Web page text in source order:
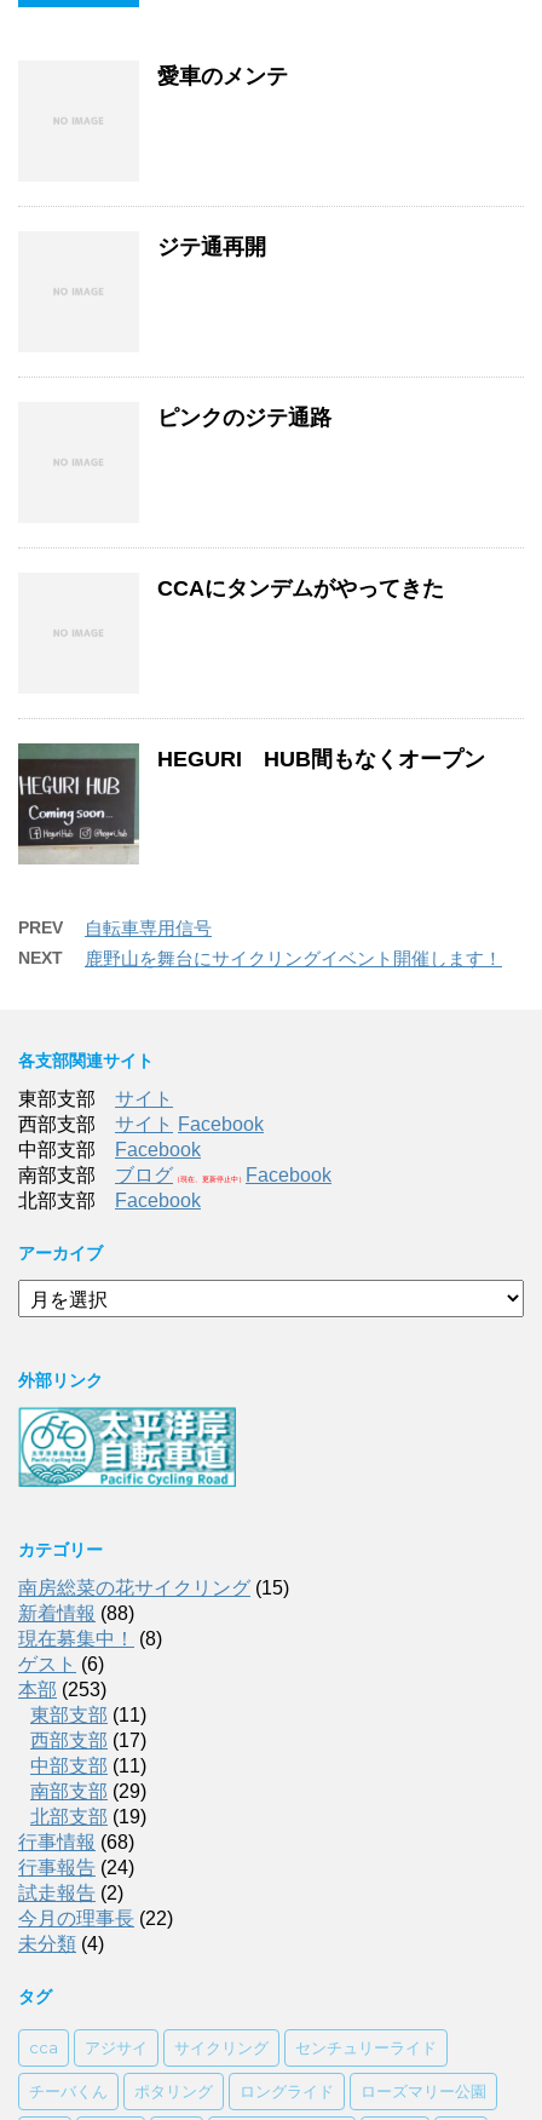
愛車のメンテ
ジテ通再開
ピンクのジテ通路
CCAにタンデムがやってきた
HEGURI HUB間もなくオープン
PREV 自転車専用信号
NEXT 鹿野山を舞台にサイクリングイベント開催します！
各支部関連サイト
東部支部 サイト
西部支部 サイト Facebook
中部支部
Facebook
南部支部 ブログ （現在、更新停止中）
Facebook
北部支部
Facebook
アーカイブ
ア
ー
ブ
外部リンク
カテゴリー
南房総菜の花サイクリング (15)
新着情報 (88)
現在募集中！
(8)
ゲスト (6)
本部 (253)
東部支部 (11)
西部支部 (17)
中部支部 (11)
南部支部 (29)
北部支部 (19)
行事情報 (68)
行事報告 (24)
試走報告 (2)
今月の理事長 (22)
未分類 (4)
タグ
cca アジサイ サイクリング センチュリーライド
チーバくん ポタリング ロングライド ローズマリー公園